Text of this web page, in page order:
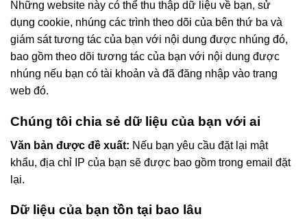
Những website này có thể thu thập dữ liệu về bạn, sử
dụng cookie, nhúng các trình theo dõi của bên thứ ba và
giám sát tương tác của bạn với nội dung được nhúng đó,
bao gồm theo dõi tương tác của bạn với nội dung được
nhúng nếu bạn có tài khoản và đã đăng nhập vào trang
web đó.
Chúng tôi chia sẻ dữ liệu của bạn với ai
Văn bản được đề xuất: Nếu bạn yêu cầu đặt lại mật
khẩu, địa chỉ IP của bạn sẽ được bao gồm trong email đặt
lại.
Dữ liệu của bạn tồn tại bao lâu